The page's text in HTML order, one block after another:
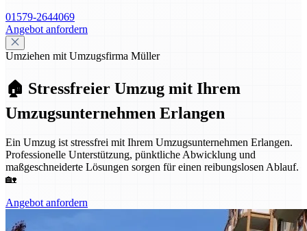
01579-2644069
Angebot anfordern
Umziehen mit Umzugsfirma Müller
🏠 Stressfreier Umzug mit Ihrem
Umzugsunternehmen Erlangen
Ein Umzug ist stressfrei mit Ihrem Umzugsunternehmen Erlangen.
Professionelle Unterstützung, pünktliche Abwicklung und
maßgeschneiderte Lösungen sorgen für einen reibungslosen Ablauf.
🏡
Angebot anfordern